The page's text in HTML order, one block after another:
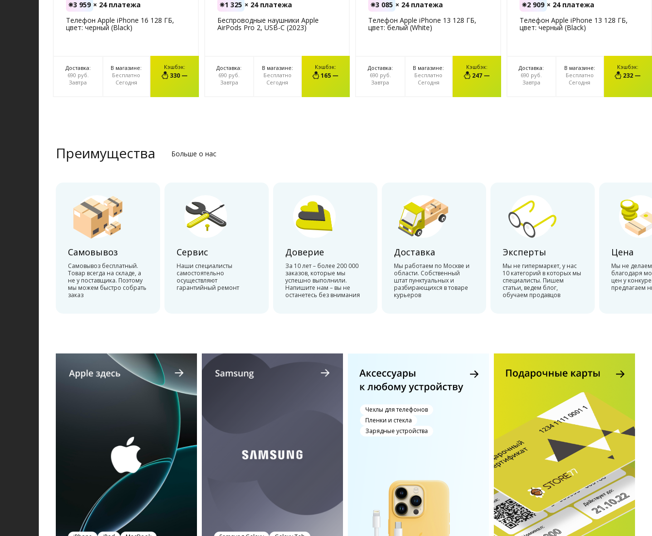
3 959 × 24 платежа
Телефон Apple iPhone 16 128 ГБ,
цвет: черный (Black)
Доставка:
690 руб.
Завтра
В магазине:
Бесплатно
Сегодня
Кэшбэк:
330 —
В КОРЗИНУ
1 325 × 24 платежа
Беспроводные наушники Apple
AirPods Pro 2, USB-C (2023)
Доставка:
690 руб.
Завтра
В магазине:
Бесплатно
Сегодня
Кэшбэк:
165 —
В КОРЗИНУ
3 085 × 24 платежа
Телефон Apple iPhone 13 128 ГБ,
цвет: белый (White)
Доставка:
690 руб.
Завтра
В магазине:
Бесплатно
Сегодня
Кэшбэк:
247 —
В КОРЗИНУ
2 909 × 24 платежа
Телефон Apple iPhone 13 128 ГБ,
цвет: черный (Black)
Доставка:
690 руб.
Завтра
В магазине:
Бесплатно
Сегодня
Кэшбэк:
232 —
В КОРЗИНУ
Преимущества Больше о нас
Самовывоз
Самовывоз бесплатный.
Товар всегда на складе, а
не у поставщика. Поэтому
мы можем быстро собрать
заказ
Сервис
Наши специалисты
самостоятельно
осуществляют
гарантийный ремонт
Доверие
За 10 лет – более 200 000
заказов, которые мы
успешно выполнили.
Напишите нам – вы не
останетесь без внимания
Доставка
Мы работаем по Москве и
области. Собственный
штат пунктуальных и
разбирающихся в товаре
курьеров
Эксперты
Мы не гипермаркет, у нас
10 категорий в которых мы
специалисты. Пишем
статьи, ведем блог,
обучаем продавцов
Цена
Мы не делаем
благодаря
цен у
предлагаем
Чехлы для телефонов
Пленки и стекла
Зарядные устройства